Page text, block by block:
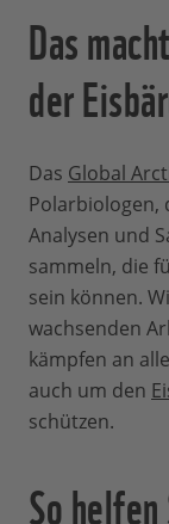
Das
der
Das Global
Polarbiologen,
Analysen und
sammeln, die
sein können.
wachsenden
kämpfen an
auch um den
schützen.
So